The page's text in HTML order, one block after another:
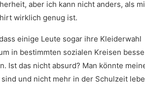
aber ich kann nicht anders, als
wirklich genug ist.
einige Leute sogar ihre Kleiderwahl
in bestimmten sozialen Kreisen
Ist das nicht absurd? Man könnte
und nicht mehr in der Schulzeit